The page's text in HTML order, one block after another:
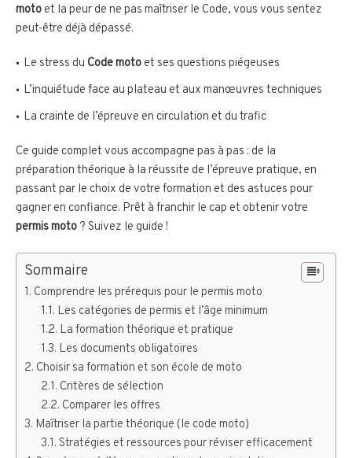
moto et la peur de ne pas maîtriser le Code, vous vous sentez
peut-être déjà dépassé.
Le stress du Code moto et ses questions piégeuses
L’inquiétude face au plateau et aux manœuvres techniques
La crainte de l’épreuve en circulation et du trafic
Ce guide complet vous accompagne pas à pas : de la
préparation théorique à la réussite de l’épreuve pratique, en
passant par le choix de votre formation et des astuces pour
gagner en confiance. Prêt à franchir le cap et obtenir votre
permis moto ? Suivez le guide !
Sommaire
Comprendre les prérequis pour le permis moto
Les catégories de permis et l’âge minimum
La formation théorique et pratique
Les documents obligatoires
Choisir sa formation et son école de moto
Critères de sélection
Comparer les offres
Maîtriser la partie théorique (le code moto)
Stratégies et ressources pour réviser efficacement